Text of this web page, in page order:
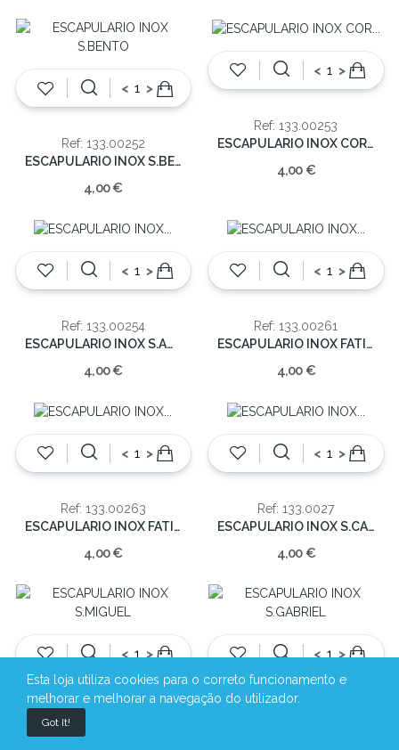
< >
Ref: 133.00252
ESCAPULARIO INOX S.BENTO
4,00 €
< >
Ref: 133.00253
ESCAPULARIO INOX COR S.JOSE/S.C.JESUS
4,00 €
< >
Ref: 133.00254
ESCAPULARIO INOX S.ANTONIO/S.C.JESUS
4,00 €
< >
Ref: 133.00261
ESCAPULARIO INOX FATIMA/S.C.JESUS
4,00 €
< >
Ref: 133.00263
ESCAPULARIO INOX FATIMA/S.C.JESUS
4,00 €
< >
Ref: 133.0027
ESCAPULARIO INOX S.CARMO/S.C.JESUS
4,00 €
< >
Ref: 133.00276
< >
Esta loja utiliza cookies para o correto funcionamento e
melhorar e melhorar a navegação do utilizador.
Got It!